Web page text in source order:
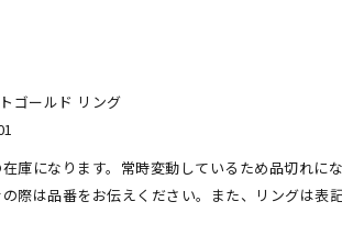
ゴールド リング
庫になります。常時変動しているため品切れに
際は品番をお伝えください。また、リングは表